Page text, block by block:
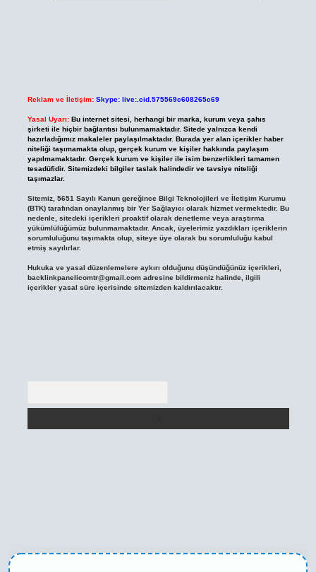
Reklam ve İletişim: Skype: live:.cid.575569c608265c69
Yasal Uyarı: Bu internet sitesi, herhangi bir marka, kurum veya şahıs
şirketi ile hiçbir bağlantısı bulunmamaktadır. Sitede yalnızca kendi
hazırladığımız makaleler paylaşılmaktadır. Burada yer alan içerikler haber
niteliği taşımamakta olup, gerçek kurum ve kişiler hakkında paylaşım
yapılmamaktadır. Gerçek kurum ve kişiler ile isim benzerlikleri tamamen
tesadüfidir. Sitemizdeki bilgiler taslak halindedir ve tavsiye niteliği
taşımazlar.
Sitemiz, 5651 Sayılı Kanun gereğince Bilgi Teknolojileri ve İletişim Kurumu
(BTK) tarafından onaylanmış bir Yer Sağlayıcı olarak hizmet vermektedir. Bu
nedenle, sitedeki içerikleri proaktif olarak denetleme veya araştırma
yükümlülüğümüz bulunmamaktadır. Ancak, üyelerimiz yazdıkları içeriklerin
sorumluluğunu taşımakta olup, siteye üye olarak bu sorumluluğu kabul
etmiş sayılırlar.
Hukuka ve yasal düzenlemelere aykırı olduğunu düşündüğünüz içerikleri,
backlinkpanelicomtr@gmail.comadresine bildirmeniz halinde, ilgili
içerikler yasal süre içerisinde sitemizden kaldırılacaktır.